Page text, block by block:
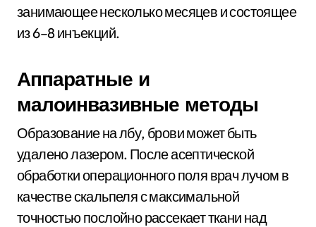
занимающее несколько месяцев и состоящее
из 6–8 инъекций.
Аппаратные и
малоинвазивные методы
Образование на лбу, брови может быть
удалено лазером. После асептической
обработки операционного поля врач лучом в
качестве скальпеля с максимальной
точностью послойно рассекает ткани над